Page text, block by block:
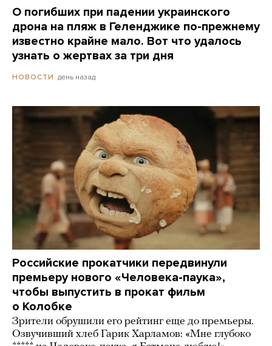
О погибших при падении украинского
дрона на пляж в Геленджике по-прежнему
известно крайне мало. Вот что удалось
узнать о жертвах за три дня
НОВОСТИ день назад
Российские прокатчики передвинули
премьеру нового «Человека-паука»,
чтобы выпустить в прокат фильм
о Колобке
Зрители обрушили его рейтинг еще до премьеры.
Озвучивший хлеб Гарик Харламов: «Мне глубоко